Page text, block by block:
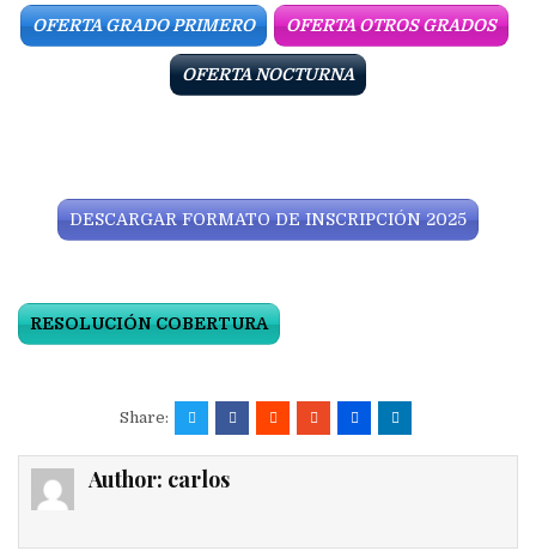
OFERTA GRADO PRIMERO OFERTA OTROS GRADOS
OFERTA NOCTURNA
DESCARGAR FORMATO DE INSCRIPCIÓN 2025
RESOLUCIÓN COBERTURA
Share:
Author: carlos